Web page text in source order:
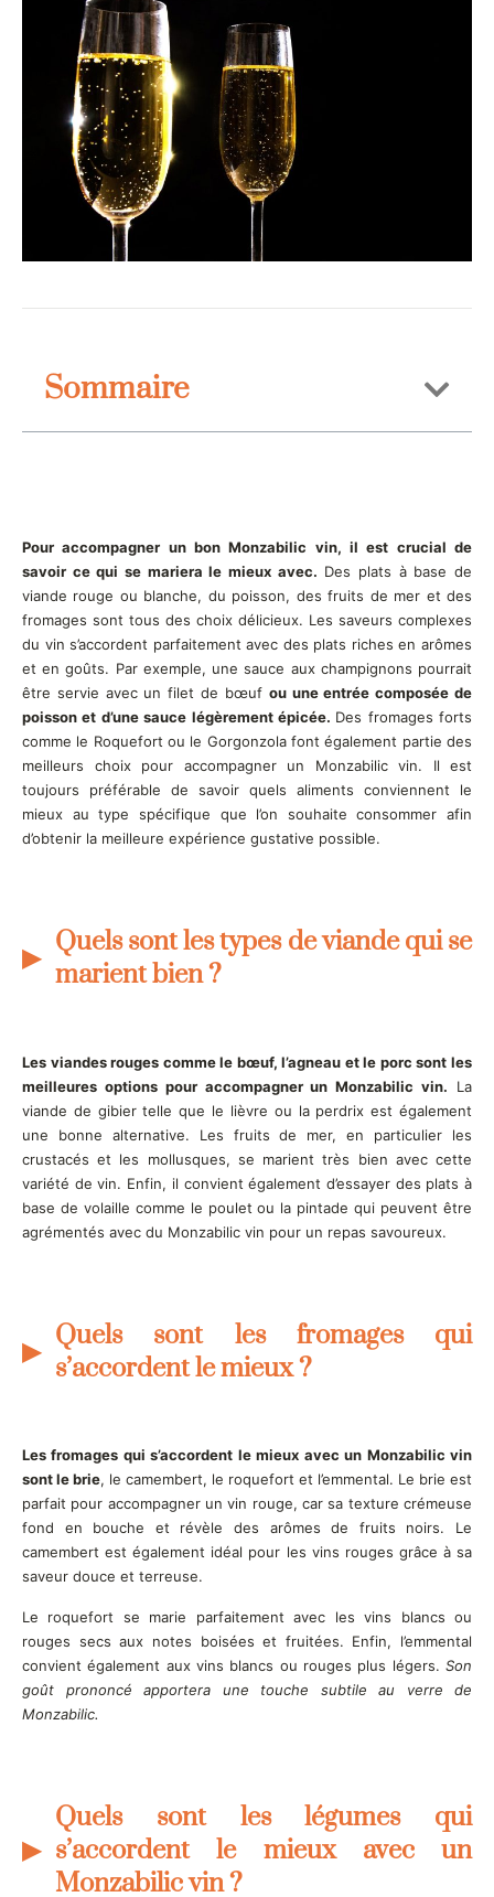
Sommaire
Pour accompagner un bon Monzabilic vin, il est crucial de
savoir ce qui se mariera le mieux avec. Des plats à base de
viande rouge ou blanche, du poisson, des fruits de mer et des
fromages sont tous des choix délicieux. Les saveurs complexes
du vin s’accordent parfaitement avec des plats riches en arômes
et en goûts. Par exemple, une sauce aux champignons pourrait
être servie avec un filet de bœuf ou une entrée composée de
poisson et d’une sauce légèrement épicée. Des fromages forts
comme le Roquefort ou le Gorgonzola font également partie des
meilleurs choix pour accompagner un Monzabilic vin. Il est
toujours préférable de savoir quels aliments conviennent le
mieux au type spécifique que l’on souhaite consommer afin
d’obtenir la meilleure expérience gustative possible.
Quels sont les types de viande qui se
marient bien ?
Les viandes rouges comme le bœuf, l’agneau et le porc sont les
meilleures options pour accompagner un Monzabilic vin. La
viande de gibier telle que le lièvre ou la perdrix est également
une bonne alternative. Les fruits de mer, en particulier les
crustacés et les mollusques, se marient très bien avec cette
variété de vin. Enfin, il convient également d’essayer des plats à
base de volaille comme le poulet ou la pintade qui peuvent être
agrémentés avec du Monzabilic vin pour un repas savoureux.
Quels sont les fromages qui
s’accordent le mieux ?
Les fromages qui s’accordent le mieux avec un Monzabilic vin
sont le brie, le camembert, le roquefort et l’emmental. Le brie est
parfait pour accompagner un vin rouge, car sa texture crémeuse
fond en bouche et révèle des arômes de fruits noirs. Le
camembert est également idéal pour les vins rouges grâce à sa
saveur douce et terreuse.
Le roquefort se marie parfaitement avec les vins blancs ou
rouges secs aux notes boisées et fruitées. Enfin, l’emmental
convient également aux vins blancs ou rouges plus légers. Son
goût prononcé apportera une touche subtile au verre de
Monzabilic.
Quels sont les légumes qui
s’accordent le mieux avec un
Monzabilic vin ?